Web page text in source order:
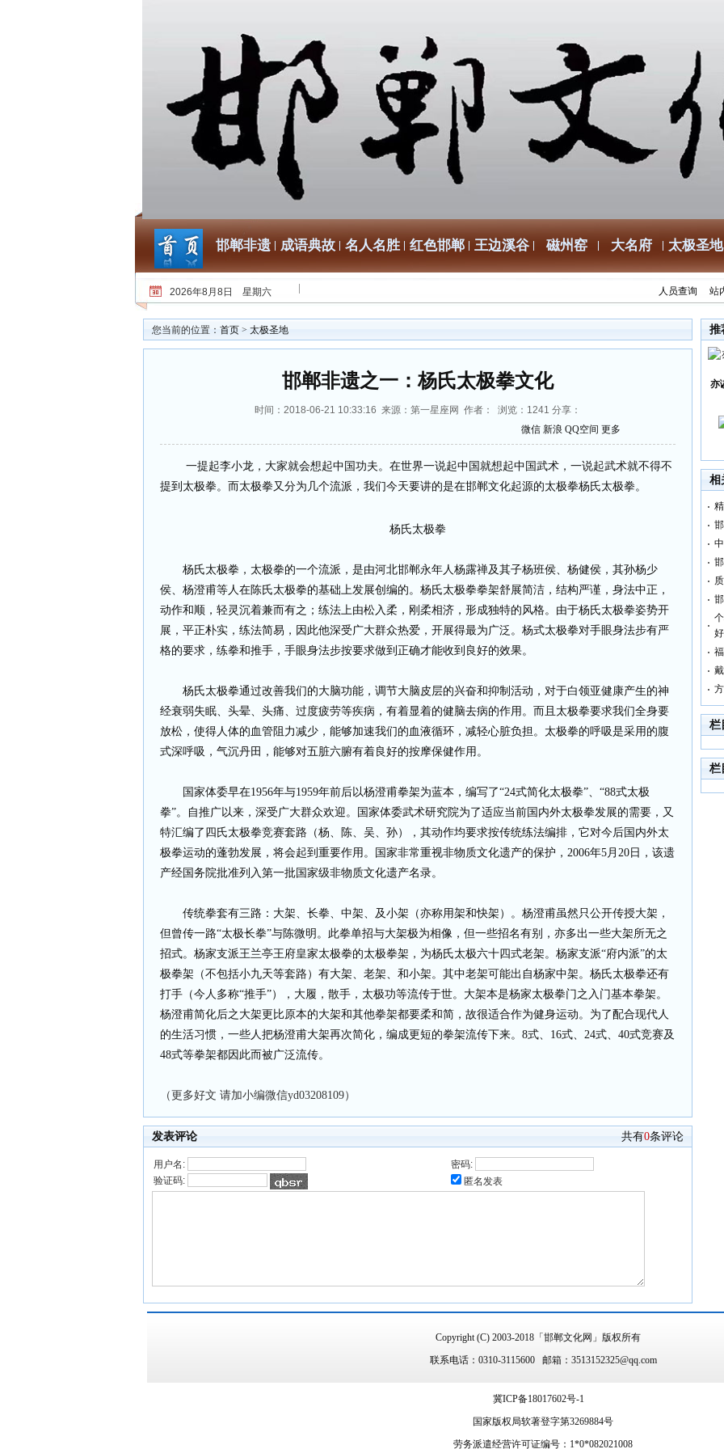
邯郸非遗 成语典故 名人名胜 红色邯郸 王边溪谷 磁州窑 大名府 太极圣地
2026年8月8日 星期六 人员查询 站
您当前的位置： 首页 > 太极圣地
邯郸非遗之一：杨氏太极拳文化
时间：2018-06-21 10:33:16 来源：第一星座网 作者： 浏览： 1241 分享：
微信 新浪 QQ空间 更多
一提起李小龙，大家就会想起中国功夫。在世界一说起中国就想起中国武术，一说起武术就不得不
提到太极拳。而太极拳又分为几个流派，我们今天要讲的是在邯郸文化起源的太极拳杨氏太极拳。
杨氏太极拳
杨氏太极拳，太极拳的一个流派，是由河北邯郸永年人杨露禅及其子杨班侯、杨健侯，其孙杨少
侯、杨澄甫等人在陈氏太极拳的基础上发展创编的。杨氏太极拳拳架舒展简洁，结构严谨，身法中正，
动作和顺，轻灵沉着兼而有之；练法上由松入柔，刚柔相济，形成独特的风格。由于杨氏太极拳姿势开
展，平正朴实，练法简易，因此他深受广大群众热爱，开展得最为广泛。杨式太极拳对手眼身法步有严
格的要求，练拳和推手，手眼身法步按要求做到正确才能收到良好的效果。
杨氏太极拳通过改善我们的大脑功能，调节大脑皮层的兴奋和抑制活动，对于白领亚健康产生的神
经衰弱失眠、头晕、头痛、过度疲劳等疾病，有着显着的健脑去病的作用。而且太极拳要求我们全身要
放松，使得人体的血管阻力减少，能够加速我们的血液循环，减轻心脏负担。太极拳的呼吸是采用的腹
式深呼吸，气沉丹田，能够对五脏六腑有着良好的按摩保健作用。
国家体委早在1956年与1959年前后以杨澄甫拳架为蓝本，编写了“24式简化太极拳”、“88式太极
拳”。自推广以来，深受广大群众欢迎。国家体委武术研究院为了适应当前国内外太极拳发展的需要，又
特汇编了四氏太极拳竞赛套路（杨、陈、吴、孙），其动作均要求按传统练法编排，它对今后国内外太
极拳运动的蓬勃发展，将会起到重要作用。国家非常重视非物质文化遗产的保护，2006年5月20日，该遗
产经国务院批准列入第一批国家级非物质文化遗产名录。
传统拳套有三路：大架、长拳、中架、及小架（亦称用架和快架）。杨澄甫虽然只公开传授大架，
但曾传一路“太极长拳”与陈微明。此拳单招与大架极为相像，但一些招名有别，亦多出一些大架所无之
招式。杨家支派王兰亭王府皇家太极拳的太极拳架，为杨氏太极六十四式老架。杨家支派“府内派”的太
极拳架（不包括小九天等套路）有大架、老架、和小架。其中老架可能出自杨家中架。杨氏太极拳还有
打手（今人多称“推手”），大履，散手，太极功等流传于世。大架本是杨家太极拳门之入门基本拳架。
杨澄甫简化后之大架更比原本的大架和其他拳架都要柔和简，故很适合作为健身运动。为了配合现代人
的生活习惯，一些人把杨澄甫大架再次简化，编成更短的拳架流传下来。8式、16式、24式、40式竞赛及
48式等拳架都因此而被广泛流传。
（更多好文 请加小编微信yd03208109）
发表评论 共有0条评论
用户名:
密码:
验证码:
匿名发表
推
亦
相
栏
栏
Copyright (C) 2003-2018「邯郸文化网」版权所有
联系电话：0310-3115600 邮箱：3513152325@qq.com
冀ICP备18017602号-1
国家版权局软著登字第3269884号
劳务派遣经营许可证编号：1*0*082021008